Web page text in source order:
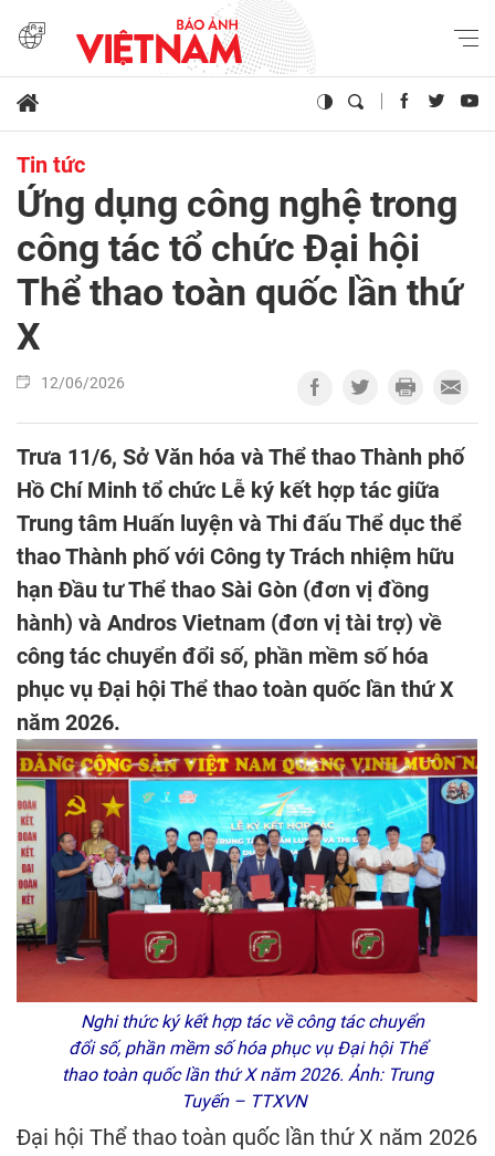
Tin tức
Ứng dụng công nghệ trong
công tác tổ chức Đại hội
Thể thao toàn quốc lần thứ
X
12/06/2026
Trưa 11/6, Sở Văn hóa và Thể thao Thành phố
Hồ Chí Minh tổ chức Lễ ký kết hợp tác giữa
Trung tâm Huấn luyện và Thi đấu Thể dục thể
thao Thành phố với Công ty Trách nhiệm hữu
hạn Đầu tư Thể thao Sài Gòn (đơn vị đồng
hành) và Andros Vietnam (đơn vị tài trợ) về
công tác chuyển đổi số, phần mềm số hóa
phục vụ Đại hội Thể thao toàn quốc lần thứ X
năm 2026.
Nghi thức ký kết hợp tác về công tác chuyển
đổi số, phần mềm số hóa phục vụ Đại hội Thể
thao toàn quốc lần thứ X năm 2026. Ảnh: Trung
Tuyến – TTXVN
Đại hội Thể thao toàn quốc lần thứ X năm 2026